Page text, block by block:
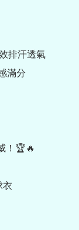
排汗透氣
滿分
！🏆🔥
衣